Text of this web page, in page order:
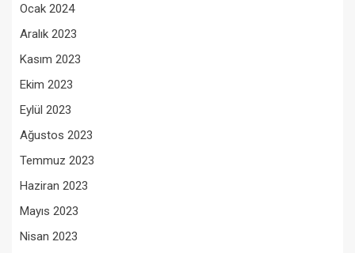
Ocak 2024
Aralık 2023
Kasım 2023
Ekim 2023
Eylül 2023
Ağustos 2023
Temmuz 2023
Haziran 2023
Mayıs 2023
Nisan 2023